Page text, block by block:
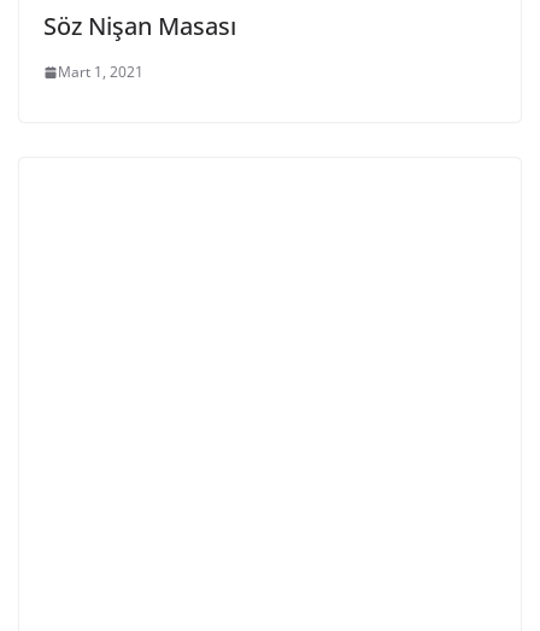
Söz Nişan Masası
Mart 1, 2021